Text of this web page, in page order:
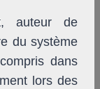
auteur de
du système
dans
lors des